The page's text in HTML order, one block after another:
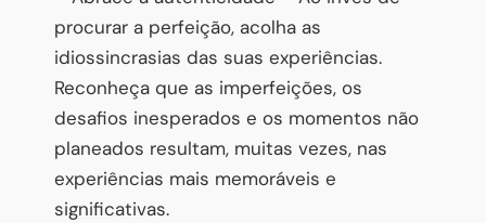
procurar a perfeição, acolha as
idiossincrasias das suas experiências.
Reconheça que as imperfeições, os
desafios inesperados e os momentos não
planeados resultam, muitas vezes, nas
experiências mais memoráveis e
significativas.